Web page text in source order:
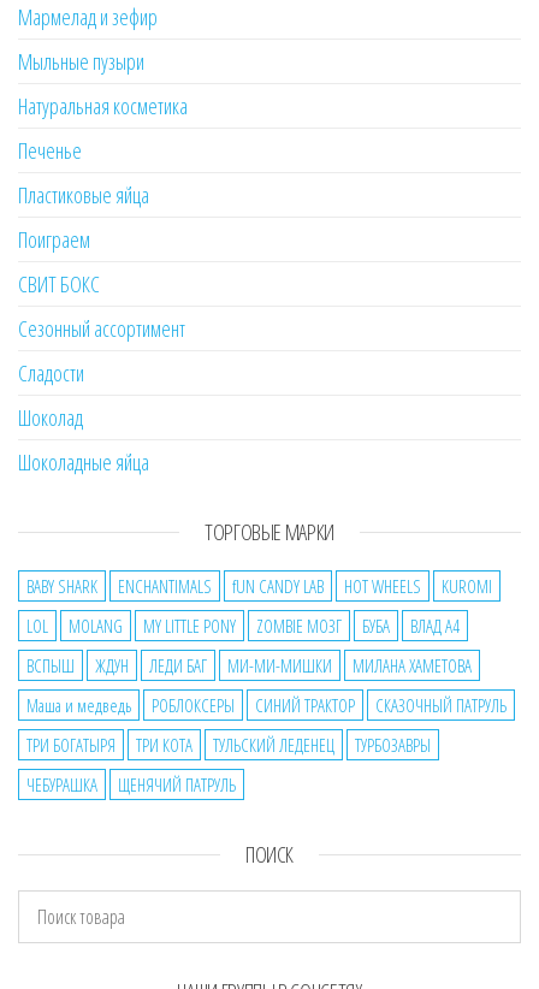
Мармелад и зефир
Мыльные пузыри
Натуральная косметика
Печенье
Пластиковые яйца
Поиграем
СВИТ БОКС
Сезонный ассортимент
Сладости
Шоколад
Шоколадные яйца
ТОРГОВЫЕ МАРКИ
BABY SHARK ENCHANTIMALS fUN CANDY LAB HOT WHEELS
KUROMI
LOL
MOLANG MY LITTLE PONY ZOMBIE МОЗГ БУБА
ВЛАД А4
ВСПЫШ
ЖДУН ЛЕДИ БАГ МИ-МИ-МИШКИ
МИЛАНА ХАМЕТОВА
Маша и медведь
РОБЛОКСЕРЫ СИНИЙ ТРАКТОР
СКАЗОЧНЫЙ ПАТРУЛЬ
ТРИ БОГАТЫРЯ
ТРИ КОТА ТУЛЬСКИЙ ЛЕДЕНЕЦ
ТУРБОЗАВРЫ
ЧЕБУРАШКА
ЩЕНЯЧИЙ ПАТРУЛЬ
ПОИСК